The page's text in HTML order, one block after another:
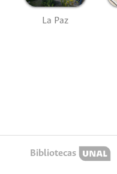
La Paz
Bibliotecas